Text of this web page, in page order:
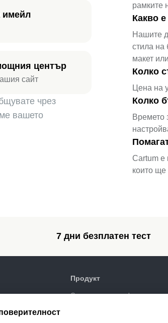
имейл
център
сайт
чрез
вашето
рамките
Какво
Нашите
стила на
макет
Колко
Цена на
Колко
Времето
Cartum е
които ще
7 дни безплатен тест
Продукт
Списък на всички функции